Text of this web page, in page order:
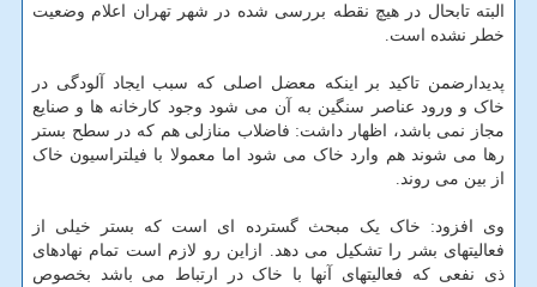
البته تابحال در هیچ نقطه بررسی شده در شهر تهران اعلام وضعیت
خطر نشده است.
پدیدارضمن تاکید بر اینکه معضل اصلی که سبب ایجاد آلودگی در
خاک و ورود عناصر سنگین به آن می شود وجود کارخانه ها و صنایع
مجاز نمی باشد، اظهار داشت: فاضلاب منازلی هم که در سطح بستر
رها می شوند هم وارد خاک می شود اما معمولا با فیلتراسیون خاک
از بین می روند.
وی افزود: خاک یک مبحث گسترده ای است که بستر خیلی از
فعالیتهای بشر را تشکیل می دهد. ازاین رو لازم است تمام نهادهای
ذی نفعی که فعالیتهای آنها با خاک در ارتباط می باشد بخصوص